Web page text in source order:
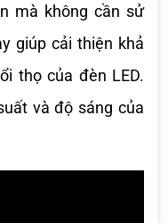
mà không cần sử
giúp cải thiện khả
thọ của đèn LED.
và độ sáng của